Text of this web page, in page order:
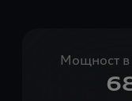
Мощност